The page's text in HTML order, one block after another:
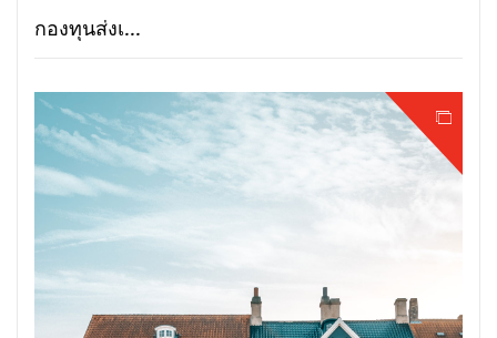
กองทุนส่งเ...